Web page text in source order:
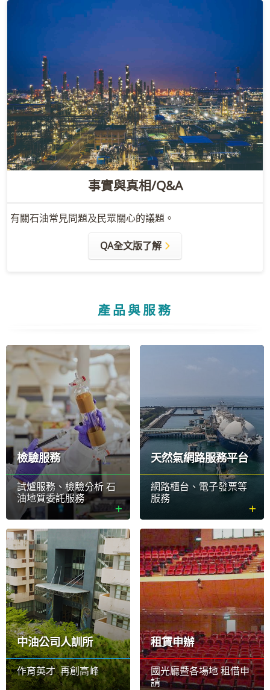
事實與真相/Q&A
有關石油常見問題及民眾關心的議題。
QA全文版了解
產品與服務
檢驗服務
試爐服務、檢驗分析 石
油地質委託服務
天然氣網路服務平台
網路櫃台、電子發票等
服務
中油公司人訓所
作育英才 再創高峰
租賃申辦
國光廳暨各場地 租借申
請